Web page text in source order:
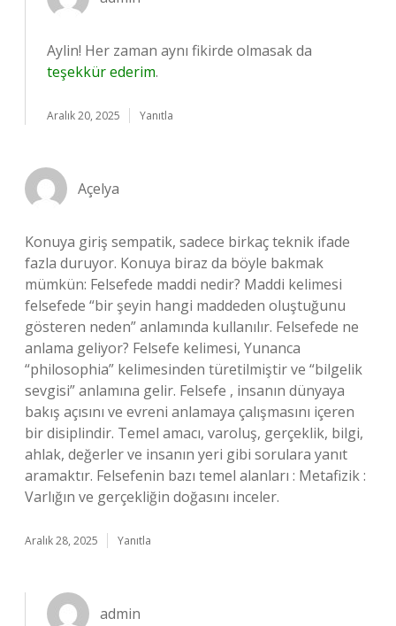
Aylin! Her zaman aynı fikirde olmasak da
teşekkür ederim.
Aralık 20, 2025 Yanıtla
Açelya
Konuya giriş sempatik, sadece birkaç teknik ifade
fazla duruyor. Konuya biraz da böyle bakmak
mümkün: Felsefede maddi nedir? Maddi kelimesi
felsefede “bir şeyin hangi maddeden oluştuğunu
gösteren neden” anlamında kullanılır. Felsefede ne
anlama geliyor? Felsefe kelimesi, Yunanca
“philosophia” kelimesinden türetilmiştir ve “bilgelik
sevgisi” anlamına gelir. Felsefe , insanın dünyaya
bakış açısını ve evreni anlamaya çalışmasını içeren
bir disiplindir. Temel amacı, varoluş, gerçeklik, bilgi,
ahlak, değerler ve insanın yeri gibi sorulara yanıt
aramaktır. Felsefenin bazı temel alanları : Metafizik :
Varlığın ve gerçekliğin doğasını inceler.
Aralık 28, 2025 Yanıtla
admin